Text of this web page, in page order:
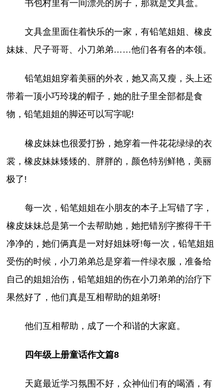
书包村里有一间漂亮的房子，那就是文具盒。
文具盒里面住着快乐的一家，有铅笔姐姐、橡皮
妹妹、尺子哥哥、小刀弟弟……他们各有各的本领。
铅笔姐姐穿着美丽的外衣，她又高又瘦，头上还
带着一顶小巧玲珑的帽子，她的肚子里全部都是食
物，铅笔姐姐的脚还可以写字呢!
橡皮妹妹也很爱打扮，她穿着一件花花绿绿的衣
裳，橡皮妹妹矮矮的、胖胖的，颜色特别鲜艳，美丽
极了!
每一次，铅笔姐姐在小朋友的本子上写错了字，
橡皮妹妹总是第一个去帮助她，她把错别字擦得干干
净净的，她们俩真是一对好姐妹呀!每一次，铅笔姐姐
受伤的时候，小刀弟弟总是穿着一件绿衣服，准备给
自己的姐姐治伤，铅笔姐姐的伤在小刀弟弟的治疗下
果然好了，他们真是互相帮助的姐弟呀!
他们互相帮助，成了一个和谐的大家庭。
四年级上册童话作文篇8
天庭最近学习氛围不好，众神仙们有的喝酒，有